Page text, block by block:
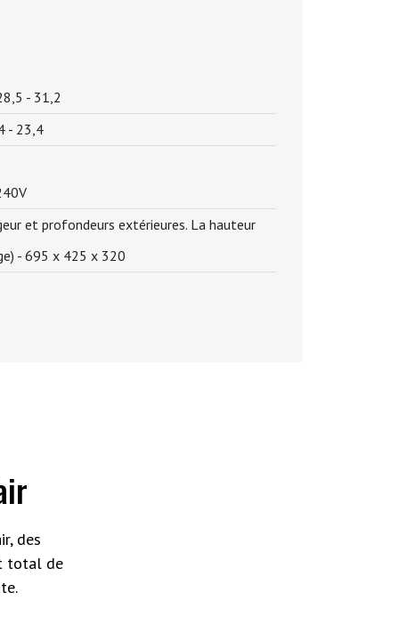
- 31,2
- 23,4
et profondeurs extérieures. La hauteur
- 695 x 425 x 320
des
total de